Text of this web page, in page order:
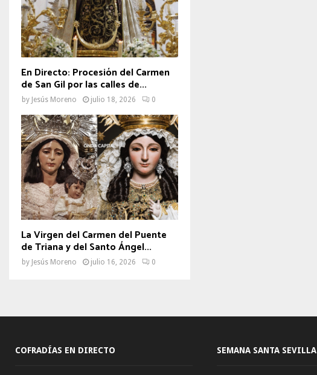
En Directo: Procesión del Carmen
de San Gil por las calles de...
by Jesús Moreno julio 18, 2026 0
La Virgen del Carmen del Puente
de Triana y del Santo Ángel...
by Jesús Moreno julio 16, 2026 0
COFRADÍAS EN DIRECTO SEMANA SANTA SEVILLA